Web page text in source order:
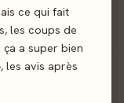
ce qui fait
les coups de
a super bien
les avis après
de
à votre
vos artichauts au
vous parvenez à
Comment